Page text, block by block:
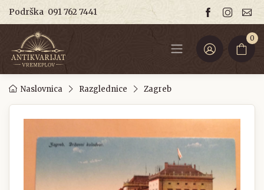
Podrška 091 762 7441
0
Naslovnica Razglednice Zagreb